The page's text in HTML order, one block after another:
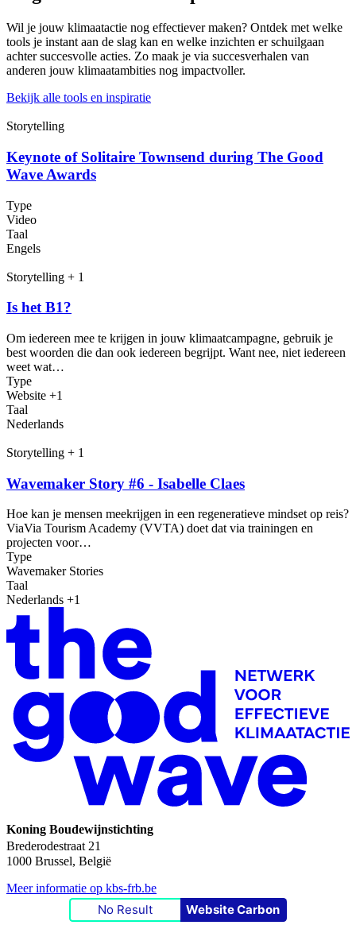
Wil je jouw klimaatactie nog effectiever maken? Ontdek met welke
tools je instant aan de slag kan en welke inzichten er schuilgaan
achter succesvolle acties. Zo maak je via succesverhalen van
anderen jouw klimaatambities nog impactvoller.
Bekijk alle tools en inspiratie
Storytelling
Keynote of Solitaire Townsend during The Good
Wave Awards
Type
Video
Taal
Engels
Storytelling + 1
Is het B1?
Om iedereen mee te krijgen in jouw klimaatcampagne, gebruik je
best woorden die dan ook iedereen begrijpt. Want nee, niet iedereen
weet wat…
Type
Website +1
Taal
Nederlands
Storytelling + 1
Wavemaker Story #6 - Isabelle Claes
Hoe kan je mensen meekrijgen in een regeneratieve mindset op reis?
ViaVia Tourism Academy (VVTA) doet dat via trainingen en
projecten voor…
Type
Wavemaker Stories
Taal
Nederlands +1
Koning Boudewijnstichting
Brederodestraat 21
1000 Brussel, België
Meer informatie op kbs-frb.be
No Result Website Carbon